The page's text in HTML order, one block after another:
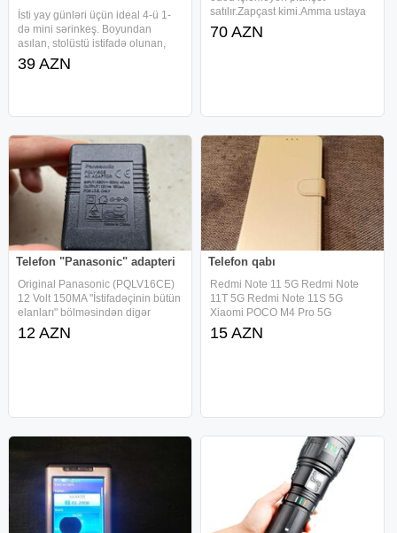
İsti yay günləri üçün ideal 4-ü 1-
də mini sərinkeş. Boyundan
asılan, stolüstü istifadə olunan,
telefon tutacağı və 3000mAh
PowerBank funksiyası ilə. 4 sürət
39 AZN
satılır.Zapçast kimi.Amma ustaya
göstərsən işləyər.
70 AZN
Telefon "Panasonic" adapteri
Original Panasonic (PQLV16CE)
12 Volt 150MA "İstifadəçinin bütün
elanları" bölməsindən digər
elanlarıma baxa bilərsiniz blok
pitaniya adaptor блок питания
12 AZN
Telefon qabı
Redmi Note 11 5G Redmi Note
11T 5G Redmi Note 11S 5G
Xiaomi POCO M4 Pro 5G
telefonları üçün uyğundur
15 AZN